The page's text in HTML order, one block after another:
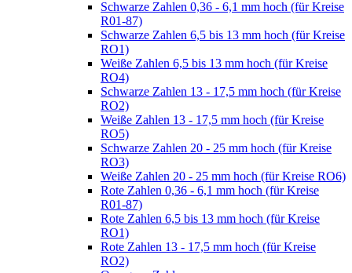
Schwarze Zahlen 0,36 - 6,1 mm hoch (für Kreise
R01-87)
Schwarze Zahlen 6,5 bis 13 mm hoch (für Kreise
RO1)
Weiße Zahlen 6,5 bis 13 mm hoch (für Kreise
RO4)
Schwarze Zahlen 13 - 17,5 mm hoch (für Kreise
RO2)
Weiße Zahlen 13 - 17,5 mm hoch (für Kreise
RO5)
Schwarze Zahlen 20 - 25 mm hoch (für Kreise
RO3)
Weiße Zahlen 20 - 25 mm hoch (für Kreise RO6)
Rote Zahlen 0,36 - 6,1 mm hoch (für Kreise
R01-87)
Rote Zahlen 6,5 bis 13 mm hoch (für Kreise
RO1)
Rote Zahlen 13 - 17,5 mm hoch (für Kreise
RO2)